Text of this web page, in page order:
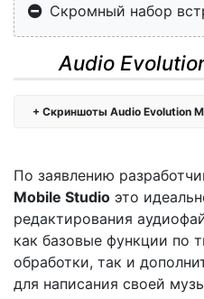
Скромный набор
Audio
Скриншоты Audio Evolution
По заявлению
Mobile Studio это
редактирования
как базовые функции по
обработки, так и
для написания своей